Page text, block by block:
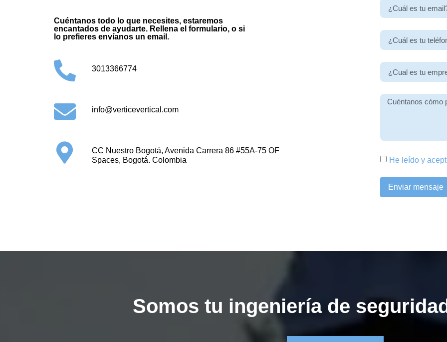
Cuéntanos todo lo que necesites, estaremos
encantados de ayudarte. Rellena el formulario, o si
lo prefieres envíanos un email.
3013366774
info@verticevertical.com
CC Nuestro Bogotá, Avenida Carrera 86 #55A-75 OF
Spaces, Bogotá. Colombia
He leído y
Enviar mensaje
Somos tu ingeniería de